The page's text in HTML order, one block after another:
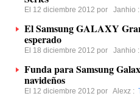
El 12 diciembre 2012 por Janhio :
El Samsung GALAXY
esperado
El 18 diciembre 2012 por Janhio :
Funda para Samsung
navideños
El 12 diciembre 2012 por Alexz :